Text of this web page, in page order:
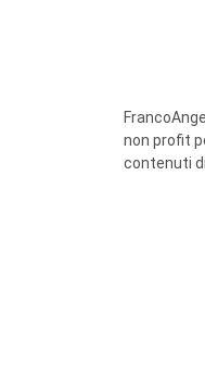
non profit
contenuti